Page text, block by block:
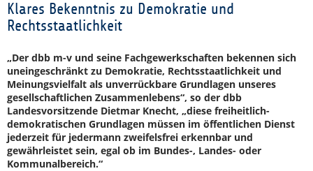
Klares Bekenntnis zu Demokratie und
Rechtsstaatlichkeit
„Der dbb m-v und seine Fachgewerkschaften bekennen sich
uneingeschränkt zu Demokratie, Rechtsstaatlichkeit und
Meinungsvielfalt als unverrückbare Grundlagen unseres
gesellschaftlichen Zusammenlebens“, so der dbb
Landesvorsitzende Dietmar Knecht, „diese freiheitlich-
demokratischen Grundlagen müssen im öffentlichen Dienst
jederzeit für jedermann zweifelsfrei erkennbar und
gewährleistet sein, egal ob im Bundes-, Landes- oder
Kommunalbereich.“